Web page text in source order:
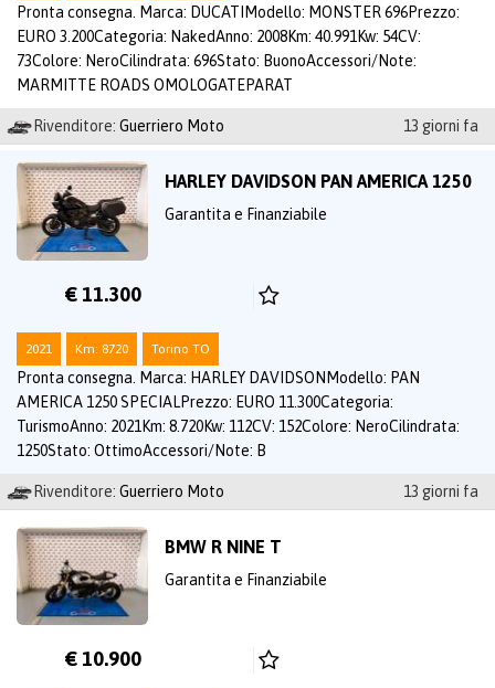
Pronta consegna. Marca: DUCATIModello: MONSTER 696Prezzo:
EURO 3.200Categoria: NakedAnno: 2008Km: 40.991Kw: 54CV:
73Colore: NeroCilindrata: 696Stato: BuonoAccessori/Note:
MARMITTE ROADS OMOLOGATEPARAT
Rivenditore: Guerriero Moto 13 giorni fa
HARLEY DAVIDSON PAN AMERICA 1250
Garantita e Finanziabile
€ 11.300
2021 Km: 8720 Torino TO
Pronta consegna. Marca: HARLEY DAVIDSONModello: PAN
AMERICA 1250 SPECIALPrezzo: EURO 11.300Categoria:
TurismoAnno: 2021Km: 8.720Kw: 112CV: 152Colore: NeroCilindrata:
1250Stato: OttimoAccessori/Note: B
Rivenditore: Guerriero Moto 13 giorni fa
BMW R NINE T
Garantita e Finanziabile
€ 10.900